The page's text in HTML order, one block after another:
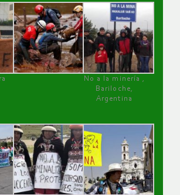
No a la minería ,
Bariloche,
Argentina